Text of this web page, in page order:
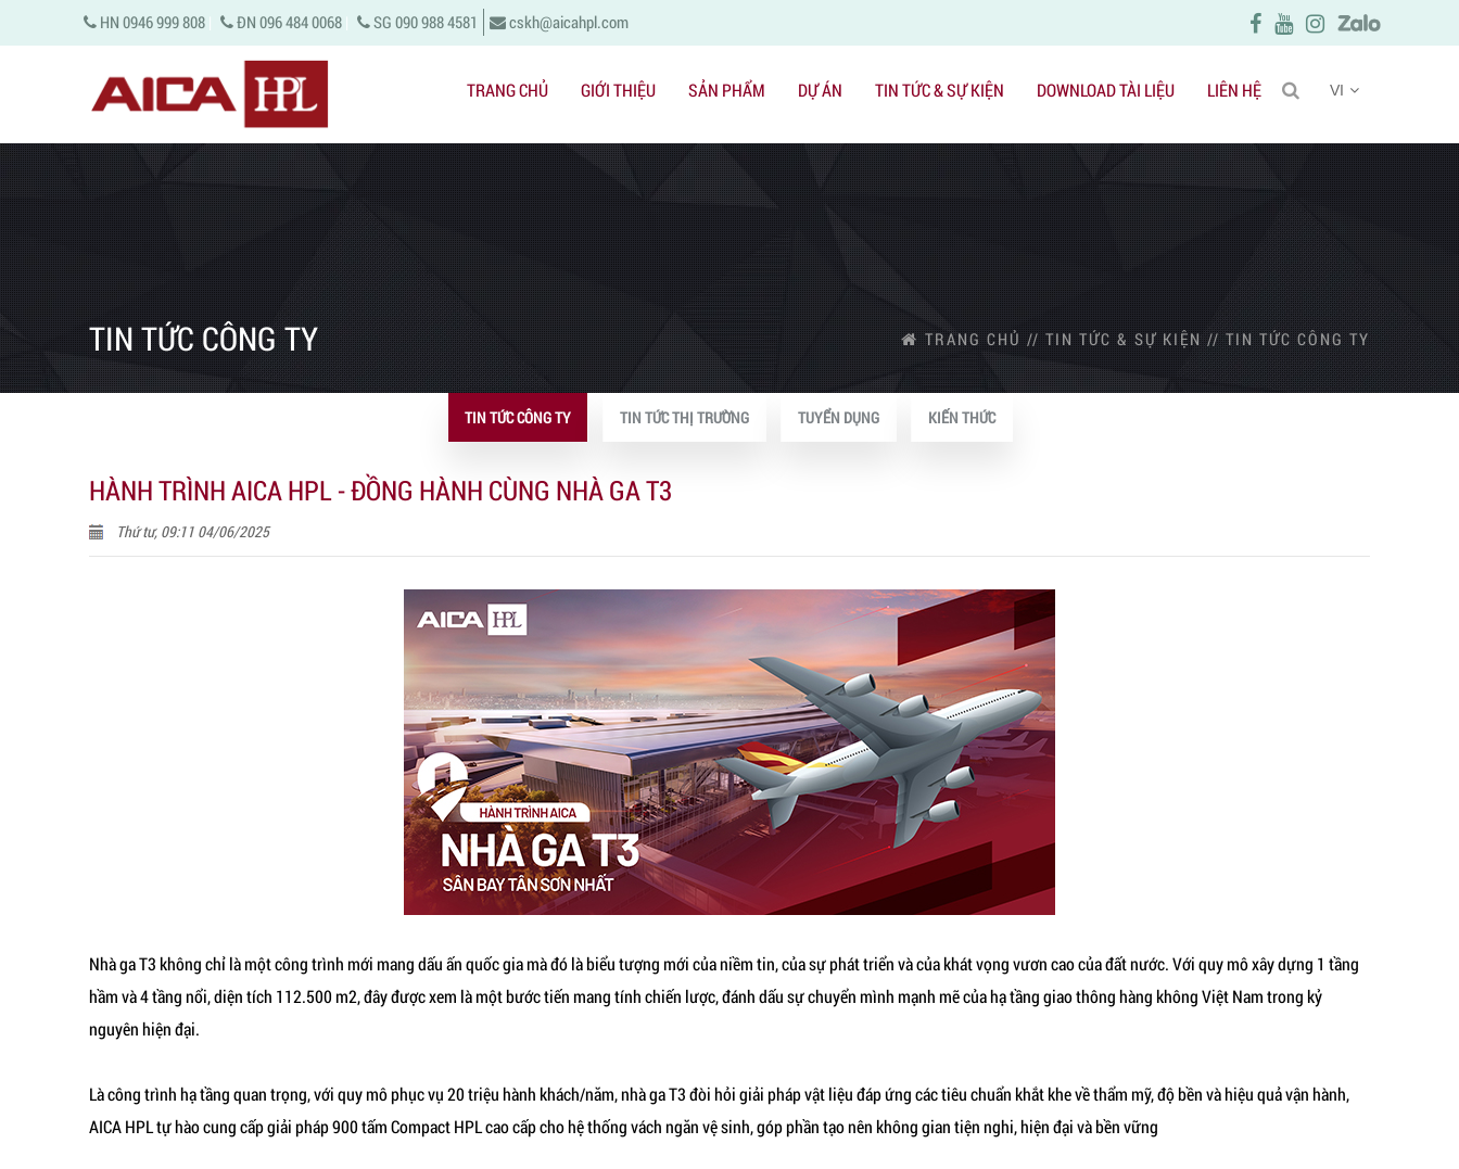
HN 0946 999 808 | ĐN 096 484 0068 | SG 090 988 4581 cskh@aicahpl.com
TRANG CHỦ GIỚI THIỆU SẢN PHẨM DỰ ÁN TIN TỨC & SỰ KIỆN DOWNLOAD TÀI LIỆU LIÊN HỆ VI
TIN TỨC CÔNG TY TRANG CHỦ //TIN TỨC & SỰ KIỆN//TIN TỨC CÔNG TY
TIN TỨC CÔNG TY TIN TỨC THỊ TRƯỜNG TUYỂN DỤNG KIẾN THỨC
HÀNH TRÌNH AICA HPL - ĐỒNG HÀNH CÙNG NHÀ GA T3
Thứ tư, 09:11 04/06/2025
Nhà ga T3 không chỉ là một công trình mới mang dấu ấn quốc gia mà đó là biểu tượng mới của niềm tin, của sự phát triển và của khát vọng vươn cao của đất nước. Với quy mô xây dựng 1 tầng
hầm và 4 tầng nổi, diện tích 112.500 m2, đây được xem là một bước tiến mang tính chiến lược, đánh dấu sự chuyển mình mạnh mẽ của hạ tầng giao thông hàng không Việt Nam trong kỷ
nguyên hiện đại.
Là công trình hạ tầng quan trọng, với quy mô phục vụ 20 triệu hành khách/năm, nhà ga T3 đòi hỏi giải pháp vật liệu đáp ứng các tiêu chuẩn khắt khe về thẩm mỹ, độ bền và hiệu quả vận hành,
AICA HPL tự hào cung cấp giải pháp 900 tấm Compact HPL cao cấp cho hệ thống vách ngăn vệ sinh, góp phần tạo nên không gian tiện nghi, hiện đại và bền vững